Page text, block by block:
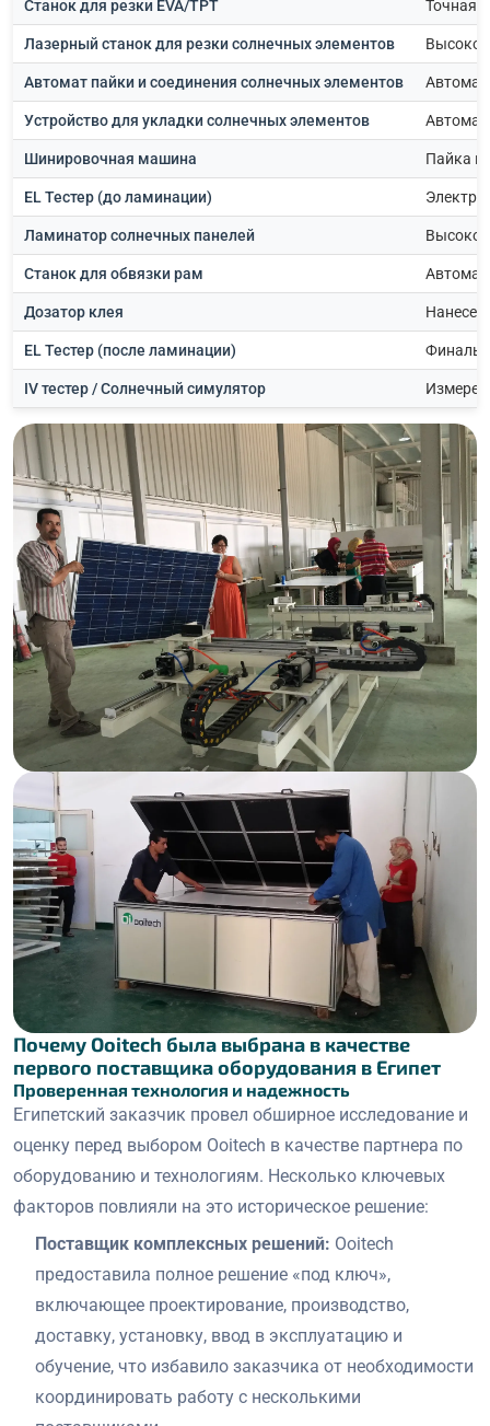
Станок для резки EVA/TPT Точная
Лазерный станок для резки солнечных элементов
Автомат пайки и соединения солнечных элементов
Устройство для укладки солнечных элементов
Шинировочная машина Пайка и
EL Тестер (до ламинации)
Ламинатор солнечных панелей
Станок для обвязки рам
Дозатор клея
EL Тестер (после ламинации)
IV тестер / Солнечный симулятор
Почему Ooitech была выбрана в качестве
первого поставщика оборудования в Египет
Проверенная технология и надежность
Египетский заказчик провел обширное исследование и
оценку перед выбором Ooitech в качестве партнера по
оборудованию и технологиям. Несколько ключевых
факторов повлияли на это историческое решение:
Поставщик комплексных решений: Ooitech
предоставила полное решение «под ключ»,
включающее проектирование, производство,
доставку, установку, ввод в эксплуатацию и
обучение, что избавило заказчика от необходимости
координировать работу с несколькими